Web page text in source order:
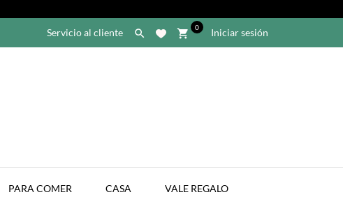
Servicio al cliente  shopping_cart 0 Iniciar sesión
PARA COMER CASA VALE REGALO